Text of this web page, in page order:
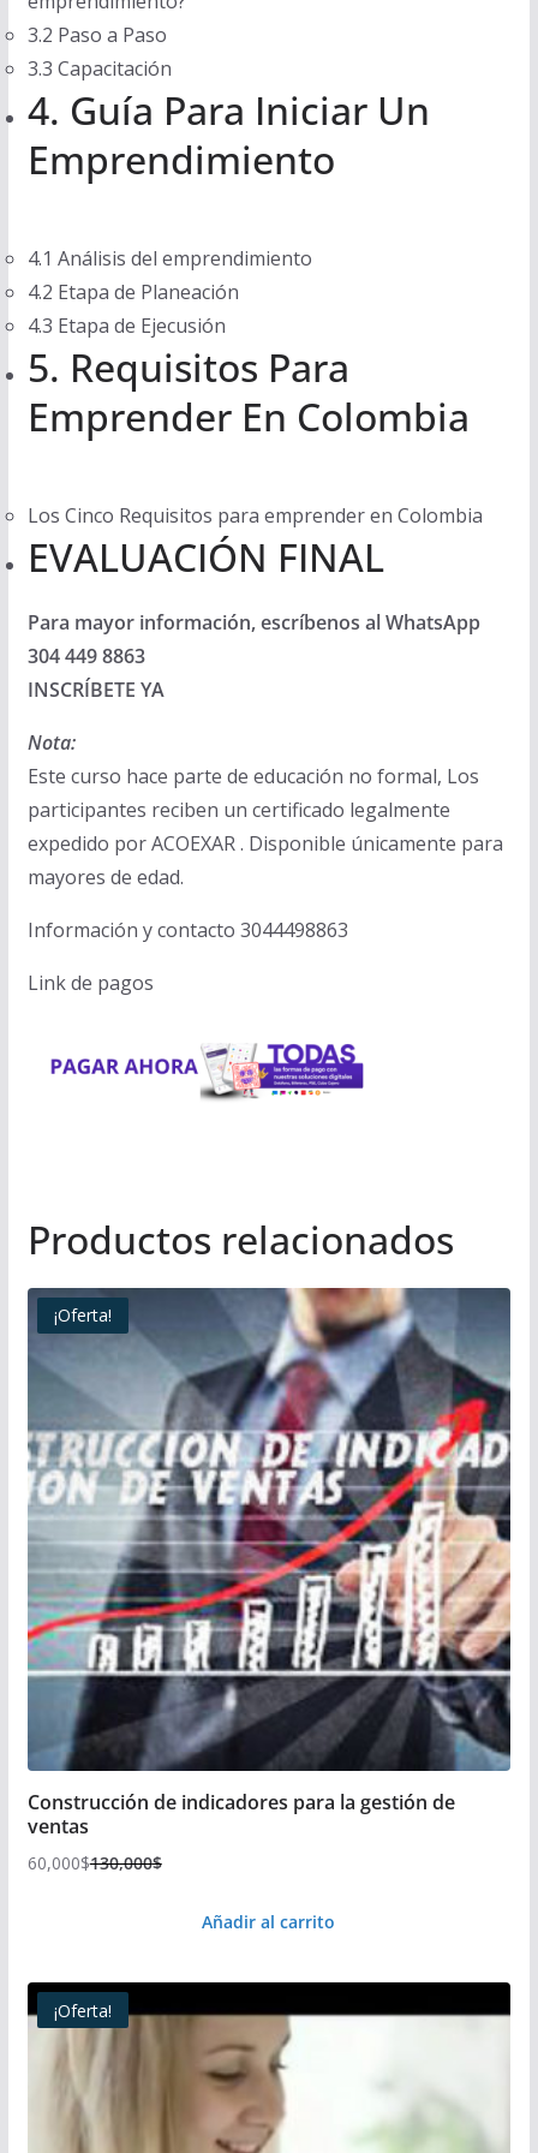
3.2 Paso a Paso
3.3 Capacitación
4. Guía Para Iniciar Un
Emprendimiento
4.1 Análisis del emprendimiento
4.2 Etapa de Planeación
4.3 Etapa de Ejecusión
5. Requisitos Para
Emprender En Colombia
Los Cinco Requisitos para emprender en Colombia
EVALUACIÓN FINAL
Para mayor información, escríbenos al WhatsApp
304 449 8863
INSCRÍBETE YA
Nota:
Este curso hace parte de educación no formal, Los
participantes reciben un certificado legalmente
expedido por ACOEXAR . Disponible únicamente para
mayores de edad.
Información y contacto 3044498863
Link de pagos
Productos relacionados
¡Oferta!
Construcción de indicadores para la gestión de
ventas
130,000$
El
130,000$.
60,000$
El
60,000$.
Añadir al carrito
¡Oferta!